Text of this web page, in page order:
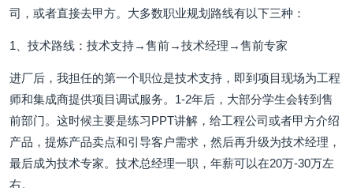
司，或者直接去甲方。大多数职业规划路线有以下三种：
1、技术路线：技术支持→售前→技术经理→售前专家
进厂后，我担任的第一个职位是技术支持，即到项目现场为工程
师和集成商提供项目调试服务。1-2年后，大部分学生会转到售
前部门。这时候主要是练习PPT讲解，给工程公司或者甲方介绍
产品，提炼产品卖点和引导客户需求，然后再升级为技术经理，
最后成为技术专家。技术总经理一职，年薪可以在20万-30万左
右。